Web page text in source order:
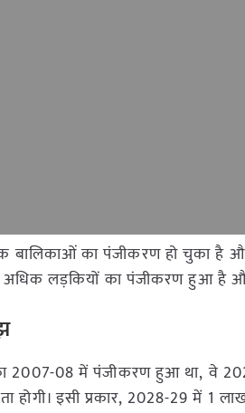
का पंजीकरण हो चुका है और
लड़कियों का पंजीकरण हुआ है और
2007-08 में पंजीकरण हुआ था, वे
होगी। इसी प्रकार, 2028-29 में 1